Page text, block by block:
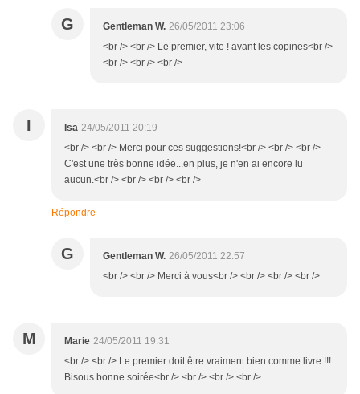
G Gentleman W. 26/05/2011 23:06
<br /> <br /> Le premier, vite ! avant les copines<br />
<br /> <br /> <br />
I Isa 24/05/2011 20:19
<br /> <br /> Merci pour ces suggestions!<br /> <br /> <br />
C'est une très bonne idée...en plus, je n'en ai encore lu
aucun.<br /> <br /> <br /> <br />
Répondre
G Gentleman W. 26/05/2011 22:57
<br /> <br /> Merci à vous<br /> <br /> <br /> <br />
M Marie 24/05/2011 19:31
<br /> <br /> Le premier doit être vraiment bien comme livre !!!
Bisous bonne soirée<br /> <br /> <br /> <br />